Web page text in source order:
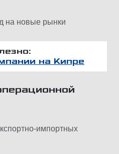
на новые рынки
на Кипре
импортных